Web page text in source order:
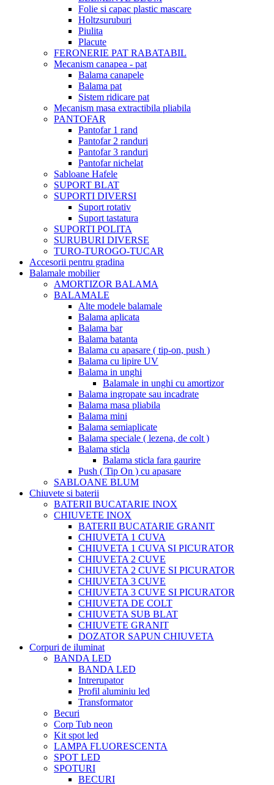
Folie si capac plastic mascare
Holtzsuruburi
Piulita
Placute
FERONERIE PAT RABATABIL
Mecanism canapea - pat
Balama canapele
Balama pat
Sistem ridicare pat
Mecanism masa extractibila pliabila
PANTOFAR
Pantofar 1 rand
Pantofar 2 randuri
Pantofar 3 randuri
Pantofar nichelat
Sabloane Hafele
SUPORT BLAT
SUPORTI DIVERSI
Suport rotativ
Suport tastatura
SUPORTI POLITA
SURUBURI DIVERSE
TURO-TUROGO-TUCAR
Accesorii pentru gradina
Balamale mobilier
AMORTIZOR BALAMA
BALAMALE
Alte modele balamale
Balama aplicata
Balama bar
Balama batanta
Balama cu apasare ( tip-on, push )
Balama cu lipire UV
Balama in unghi
Balamale in unghi cu amortizor
Balama ingropate sau incadrate
Balama masa pliabila
Balama mini
Balama semiaplicate
Balama speciale ( lezena, de colt )
Balama sticla
Balama sticla fara gaurire
Push ( Tip On ) cu apasare
SABLOANE BLUM
Chiuvete si baterii
BATERII BUCATARIE INOX
CHIUVETE INOX
BATERII BUCATARIE GRANIT
CHIUVETA 1 CUVA
CHIUVETA 1 CUVA SI PICURATOR
CHIUVETA 2 CUVE
CHIUVETA 2 CUVE SI PICURATOR
CHIUVETA 3 CUVE
CHIUVETA 3 CUVE SI PICURATOR
CHIUVETA DE COLT
CHIUVETA SUB BLAT
CHIUVETE GRANIT
DOZATOR SAPUN CHIUVETA
Corpuri de iluminat
BANDA LED
BANDA LED
Intrerupator
Profil aluminiu led
Transformator
Becuri
Corp Tub neon
Kit spot led
LAMPA FLUORESCENTA
SPOT LED
SPOTURI
BECURI